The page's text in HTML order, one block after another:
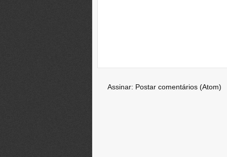
Assinar: Postar comentários (Atom)